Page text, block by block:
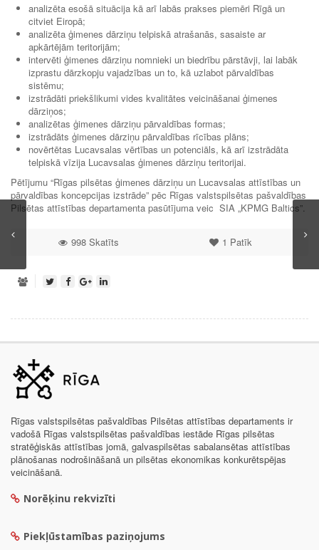
analizēta esošā situācija kā arī labās prakses piemēri Rīgā un
citviet Eiropā;
analizēta ģimenes dārziņu telpiskā atrašanās, sasaiste ar
apkārtējām teritorijām;
intervēti ģimenes dārziņu nomnieki un biedrību pārstāvji, lai labāk
izprastu dārzkopju vajadzības un to, kā uzlabot pārvaldības
sistēmu;
izstrādāti priekšlikumi vides kvalitātes veicināšanai ģimenes
dārziņos;
analizētas ģimenes dārziņu pārvaldības formas;
izstrādāts ģimenes dārziņu pārvaldības rīcības plāns;
novērtētas Lucavsalas vērtības un potenciāls, kā arī izstrādāta
telpiskā vīzija Lucavsalas ģimenes dārziņu teritorijai.
Pētījumu “Rīgas pilsētas ģimenes dārziņu un Lucavsalas attīstības un
pārvaldības koncepcijas izstrāde” pēc Rīgas valstspilsētas pašvaldības
Pilsētas attīstības departamenta pasūtījuma veic SIA „KPMG Baltics”.
1 Patīk
998 Skatīts
Rīgas valstspilsētas pašvaldības Pilsētas attīstības departaments ir
vadošā Rīgas valstspilsētas pašvaldības iestāde Rīgas pilsētas
stratēģiskās attīstības jomā, galvaspilsētas sabalansētas attīstības
plānošanas nodrošināšanā un pilsētas ekonomikas konkurētspējas
veicināšanā.
Norēķinu rekvizīti
Piekļūstamības paziņojums